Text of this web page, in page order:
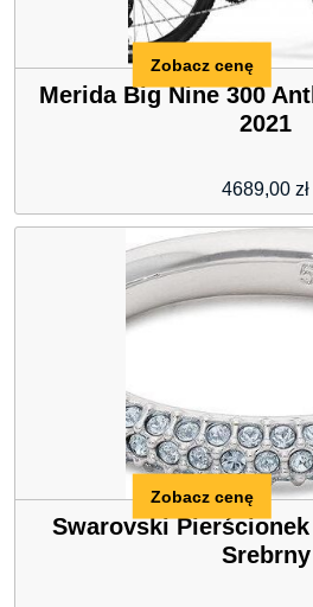
Merida Big Nine 300
2021
4689,00 zł
Zobacz cenę
Swarovski Pierścionek
Srebrny
Zobacz cenę